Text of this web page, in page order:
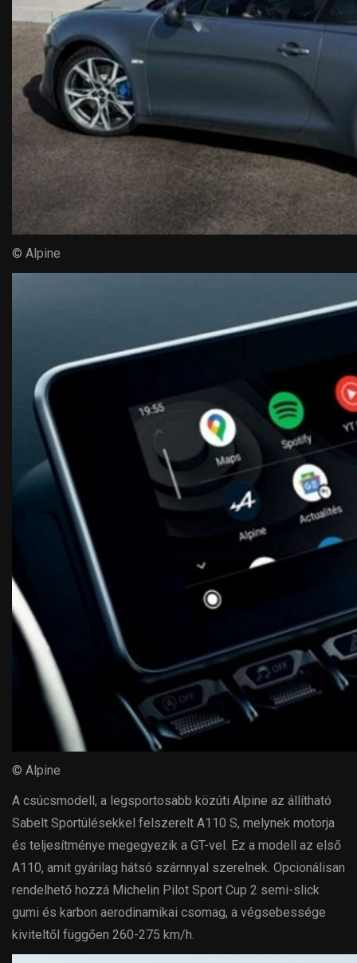
© Alpine
© Alpine
A csúcsmodell, a legsportosabb közúti Alpine az állítható
Sabelt Sportülésekkel felszerelt A110 S, melynek motorja
és teljesítménye megegyezik a GT-vel. Ez a modell az első
A110, amit gyárilag hátsó szárnnyal szerelnek. Opcionálisan
rendelhető hozzá Michelin Pilot Sport Cup 2 semi-slick
gumi és karbon aerodinamikai csomag, a végsebessége
kiviteltől függően 260-275 km/h.